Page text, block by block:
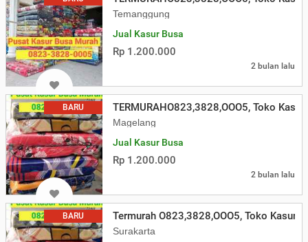
Temanggung
Jual Kasur Busa
Rp 1.200.000
2 bulan lalu
BARU TERMURAHO823,3828,OOO5, Toko
Magelang
Jual Kasur Busa
Rp 1.200.000
2 bulan lalu
BARU Termurah O823,3828,OOO5, Toko Kasur
Surakarta